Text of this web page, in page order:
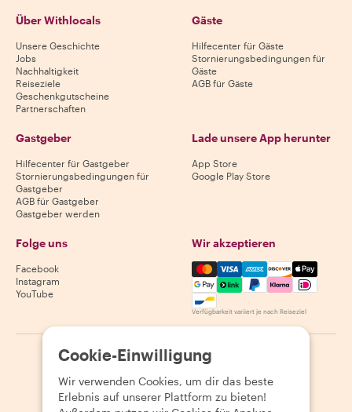
Über Withlocals
Unsere Geschichte
Jobs
Nachhaltigkeit
Reiseziele
Geschenkgutscheine
Partnerschaften
Gäste
Hilfecenter für Gäste
Stornierungsbedingungen für
Gäste
AGB für Gäste
Gastgeber
Hilfecenter für Gastgeber
Stornierungsbedingungen für
Gastgeber
AGB für Gastgeber
Gastgeber werden
Lade unsere App herunter
App Store
Google Play Store
Folge uns
Facebook
Instagram
YouTube
Wir akzeptieren
Mastercard, Visa, Amex,
Verfügbarkeit variiert je nach Reiseziel
2026 Withlocals.com | Datenschutzerklärung
Seitenübersicht
Cookie-Einwilligung
Wir verwenden Cookies, um dir das beste
Erlebnis auf unserer Plattform zu bieten!